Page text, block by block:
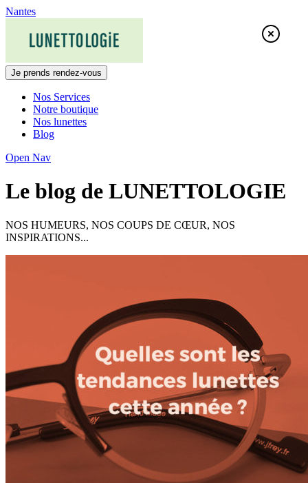
Skip
content
Nantes
Je prends rendez-vous
Nos Services
Notre boutique
Nos lunettes
Blog
Open Nav
Le blog de LUNETTOLOGIE
NOS HUMEURS, NOS COUPS DE CŒUR, NOS
INSPIRATIONS...